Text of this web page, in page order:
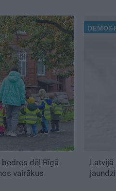
dēļ Rīgā
vairākus